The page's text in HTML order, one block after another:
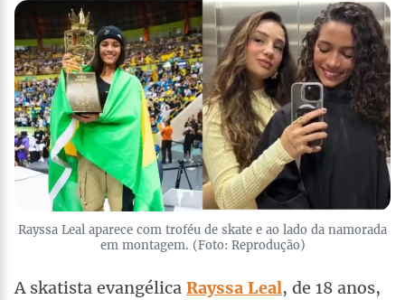
Rayssa Leal aparece com troféu de skate e ao lado da namorada
em montagem. (Foto: Reprodução)
A skatista evangélica Rayssa Leal, de 18 anos,